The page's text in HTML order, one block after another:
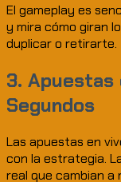
El gameplay es
y mira cómo giran
duplicar o retirarte.
3. Apuestas
Segundos
Las apuestas en
con la estrategia.
real que cambian a